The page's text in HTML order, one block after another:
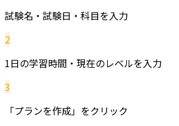
試験名・試験日・科目を入力
2
1日の学習時間・現在のレベルを入力
3
「プランを作成」をクリック